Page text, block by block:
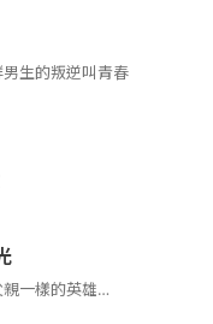
生的叛逆叫青春
一樣的英雄…